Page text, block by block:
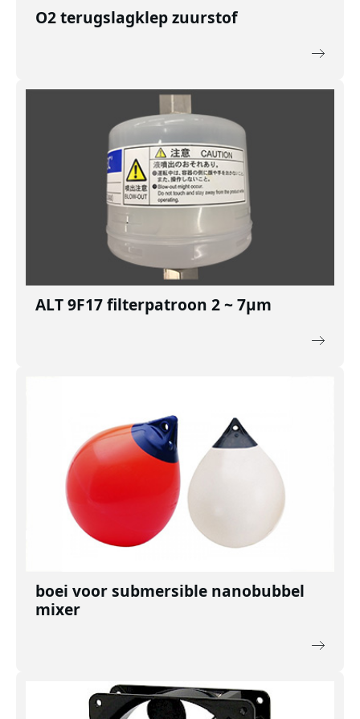
O2 terugslagklep zuurstof
ALT 9F17 filterpatroon 2 ~ 7μm
boei voor submersible nanobubbel
mixer